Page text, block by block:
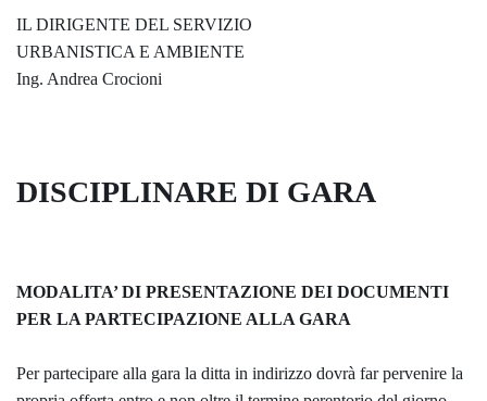
IL DIRIGENTE DEL SERVIZIO
URBANISTICA E AMBIENTE
Ing. Andrea Crocioni
DISCIPLINARE DI GARA
MODALITA’ DI PRESENTAZIONE DEI DOCUMENTI
PER LA PARTECIPAZIONE ALLA GARA
Per partecipare alla gara la ditta in indirizzo dovrà far pervenire la